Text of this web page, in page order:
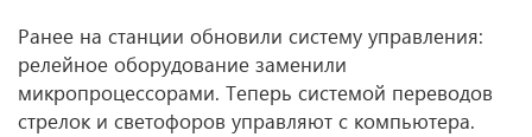
Ранее на станции обновили систему управления:
релейное оборудование заменили
микропроцессорами. Теперь системой переводов
стрелок и светофоров управляют с компьютера.